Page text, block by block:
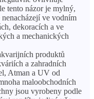
tento názor je mylný,
ve vodním
dekoracích a ve
a mechanických
produktů
a zahradních
Atman a UV od
maloobchodních
jsou vyrobeny podle